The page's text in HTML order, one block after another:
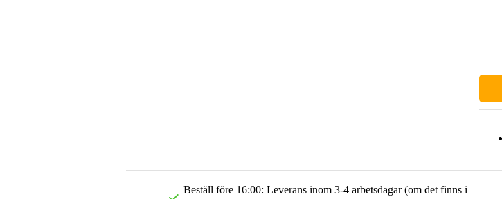
Beställ före 16:00: Leverans inom 3-4 arbetsdagar (om det finns i